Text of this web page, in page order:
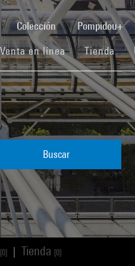
Colección Pompidou+
Venta en línea(current)
Tienda
Buscar
[0] Tienda [0]